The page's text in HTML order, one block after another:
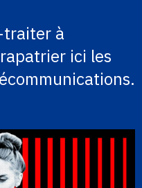
traiter à
ici les